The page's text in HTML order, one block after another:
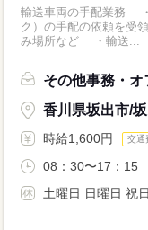
輸送車両の手配業務
ク）の手配の依頼を
み場所など ・輸送...
その他事務・オ
香川県坂出市/
時給1,600円 交通
08：30〜17：15
土曜日 日曜日 祝日